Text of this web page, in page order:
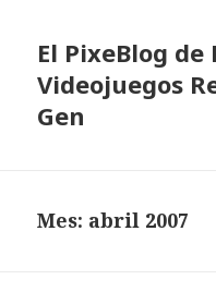
El PixeBlog de
Videojuegos
Gen
Mes: abril 2007